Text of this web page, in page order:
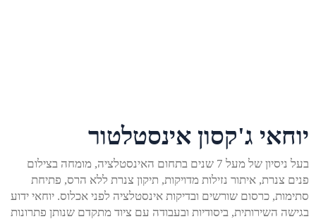
יוחאי ג'קסון אינסטלטור
בעל ניסיון של מעל 7 שנים בתחום האינסטלציה, מומחה בצילום
פנים צנרת, איתור נזילות מדויקות, תיקון צנרת ללא הרס, פתיחת
סתימות, כרסום שורשים ובדיקות אינסטלציה לפני אכלוס. יוחאי ידוע
בגישה השירותית, ביסודיות ובעבודה עם ציוד מתקדם שנותן פתרונות